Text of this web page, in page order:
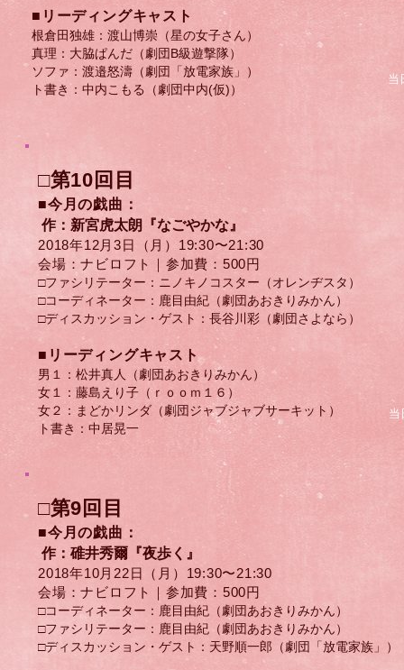
​■リーディングキャスト
根倉田独雄：渡山博崇（星の女子さん）
真理：大脇ぱんだ（劇団B級遊撃隊）
ソファ：渡邉怒濤（劇団「放電家族」）
ト書き：中内こもる（劇団中内(仮)）
当
□第10回目
■今月の戯曲：
作：新宮虎太朗『なごやかな』
2018年12月3日（月）​19:30〜21:30
会場：ナビロフト｜参加費：500円
□ファシリテーター：ニノキノコスター（オレンヂスタ）
□コーディネーター：鹿目由紀（劇団あおきりみかん）
□ディスカッション・ゲスト：​長谷川彩（劇団さよなら）
​■リーディングキャスト
男１：松井真人（劇団あおきりみかん）
女１：藤島えり子（ｒｏｏｍ１６）
女２：まどかリンダ（劇団ジャブジャブサーキット）
ト書き：中居晃一
当
□第9回目
■今月の戯曲：
作：碓井秀爾『夜歩く』
2018年10月22日（月）​19:30〜21:30
会場：ナビロフト｜参加費：500円
□コーディネーター：鹿目由紀（劇団あおきりみかん）
□ファシリテーター：鹿目由紀（劇団あおきりみかん）
□ディスカッション・ゲスト：天野順一郎（劇団「放電家族」）